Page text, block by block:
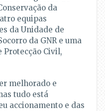
da
equipas
da Unidade de
da GNR e uma
Protecção Civil,
melhorado e
tudo está
accionamento e das